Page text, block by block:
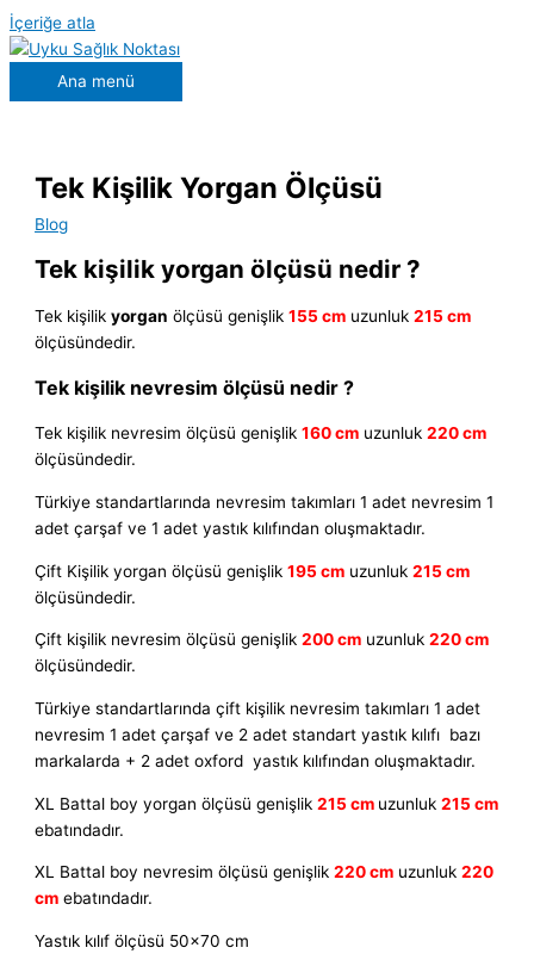
İçeriğe atla
Ana menü
Tek Kişilik Yorgan Ölçüsü
Blog
Tek kişilik yorgan ölçüsü nedir ?
Tek kişilikyorgan ölçüsü genişlik155 cm uzunluk215 cm
ölçüsündedir.
Tek kişilik nevresim ölçüsü nedir ?
Tek kişilik nevresim ölçüsü genişlik160 cm uzunluk220 cm
ölçüsündedir.
Türkiye standartlarında nevresim takımları 1 adet nevresim 1
adet çarşaf ve 1 adet yastık kılıfından oluşmaktadır.
Çift Kişilik yorgan ölçüsü genişlik195 cm uzunluk215 cm
ölçüsündedir.
Çift kişilik nevresim ölçüsü genişlik200 cm uzunluk220 cm
ölçüsündedir.
Türkiye standartlarında çift kişilik nevresim takımları 1 adet
nevresim 1 adet çarşaf ve 2 adet standart yastık kılıfı bazı
markalarda + 2 adet oxford yastık kılıfından oluşmaktadır.
XL Battal boy yorgan ölçüsü genişlik215 cm uzunluk215 cm
ebatındadır.
XL Battal boy nevresim ölçüsü genişlik220 cm uzunluk220
cm ebatındadır.
Yastık kılıf ölçüsü 50×70 cm